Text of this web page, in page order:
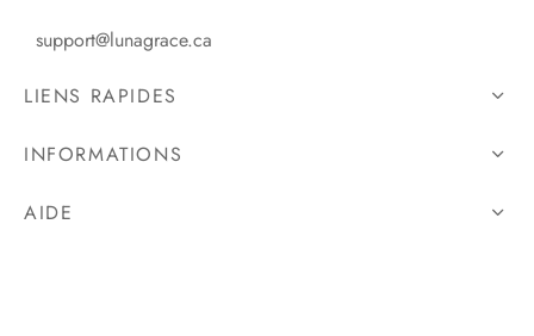
support@lunagrace.ca
LIENS RAPIDES
INFORMATIONS
AIDE